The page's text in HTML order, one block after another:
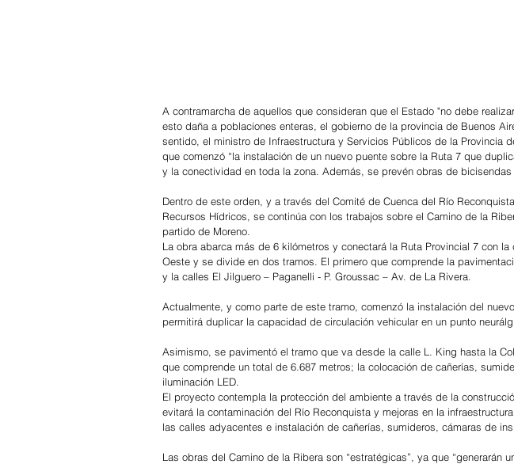
A contramarcha de aquellos que consideran que el Estado "no debe
esto daña a poblaciones enteras, el gobierno de la provincia de Buenos
sentido, el ministro de Infraestructura y Servicios Públicos de la Provincia
que comenzó “la instalación de un nuevo puente sobre la Ruta 7 que
y la conectividad en toda la zona. Además, se prevén obras de bicisendas
Dentro de este orden, y a través del Comité de Cuenca del Río
Recursos Hídricos, se continúa con los trabajos sobre el Camino de la
partido de Moreno.
La obra abarca más de 6 kilómetros y conectará la Ruta Provincial 7 con
Oeste y se divide en dos tramos. El primero que comprende la
y la calles El Jilguero – Paganelli - P. Groussac – Av. de La Rivera.
Actualmente, y como parte de este tramo, comenzó la instalación del
permitirá duplicar la capacidad de circulación vehicular en un punto
Asimismo, se pavimentó el tramo que va desde la calle L. King hasta la
que comprende un total de 6.687 metros; la colocación de cañerías,
iluminación LED.
El proyecto contempla la protección del ambiente a través de la
evitará la contaminación del Río Reconquista y mejoras en la
las calles adyacentes e instalación de cañerías, sumideros, cámaras de
Las obras del Camino de la Ribera son “estratégicas”, ya que “generarán